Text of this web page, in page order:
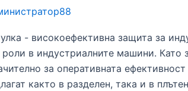
- високоефективна защита за
в индустриалните машини. Като
за оперативната
както в разделен, така и в